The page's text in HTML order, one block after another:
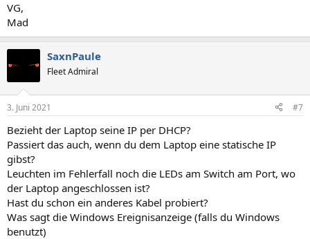
VG,
Mad
SaxnPaule
Fleet Admiral
3. Juni 2021 #7
Bezieht der Laptop seine IP per DHCP?
Passiert das auch, wenn du dem Laptop eine statische IP
gibst?
Leuchten im Fehlerfall noch die LEDs am Switch am Port, wo
der Laptop angeschlossen ist?
Hast du schon ein anderes Kabel probiert?
Was sagt die Windows Ereignisanzeige (falls du Windows
benutzt)